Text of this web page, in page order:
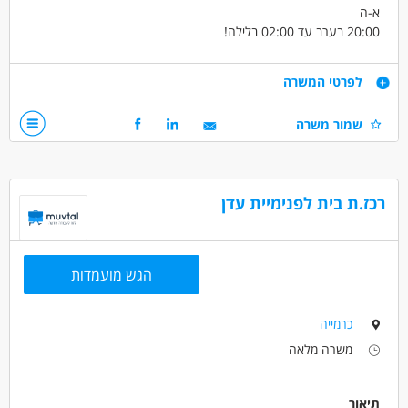
כולל שישי
משרה מפוצלת
א-ה
20:00 בערב עד 02:00 בלילה!
!
דרישות
מחסנים ולוגיסטיקה - מחסנאות ואחסון
מחסנים ולוגיסטיקה - מחסנאי/ת ממוחשב
עבודת משמרות
עבודה לפי שעות
לפרטי המשרה
שמור משרה
רכז.ת בית לפנימיית עדן
הגש מועמדות
כרמייה
משרה מלאה
תיאור